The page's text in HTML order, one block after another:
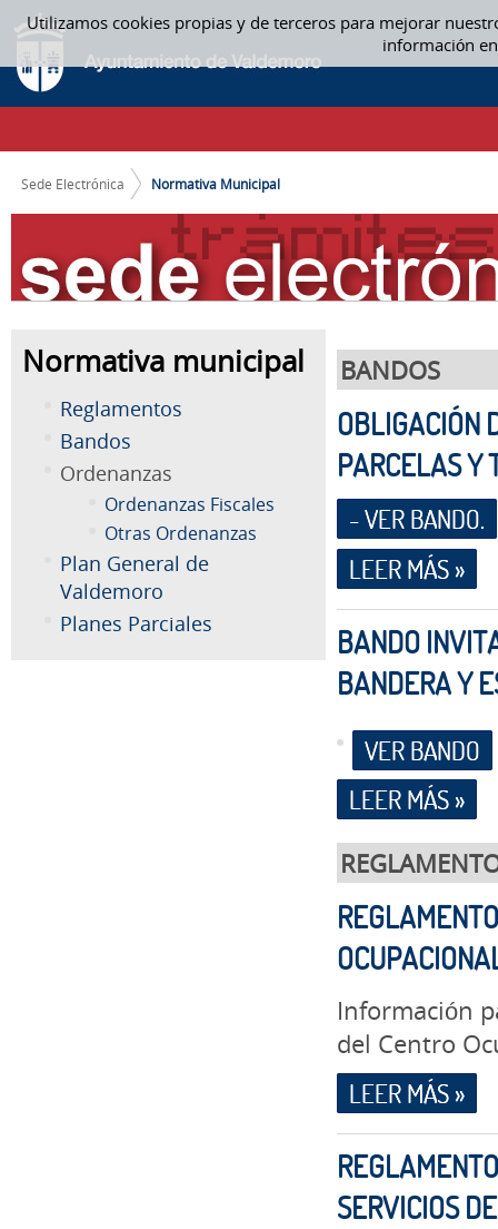
Utilizamos cookies propias y de terceros para mejorar
información
Saltar al contenido
NORMATIVA MUNICIPAL
CAMINO DE MIGAS
Sede Electrónica Normativa Municipal
Normativa municipal
Reglamentos
Bandos
Ordenanzas
Ordenanzas Fiscales
Otras Ordenanzas
Plan General de
Valdemoro
Planes Parciales
BANDOS
OBLIGACIÓN
PARCELAS Y
- VER BANDO.
LEER MÁS »
BANDO
BANDERA Y
VER BANDO
LEER MÁS »
Información
del Centro
LEER MÁS »
SERVICIOS